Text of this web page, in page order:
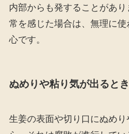
内部からも発することがあ
常を感じた場合は、無理に
心です。
ぬめりや粘り気が出ると
生姜の表面や切り口にぬめ